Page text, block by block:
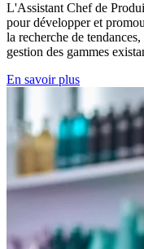
L'Assistant Chef de
pour développer et
la recherche de
gestion des gammes
En savoir plus